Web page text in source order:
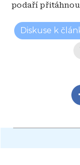
podaří
Diskuse k